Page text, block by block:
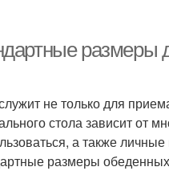
размеры
не только для
стола зависит от
а также
размеры